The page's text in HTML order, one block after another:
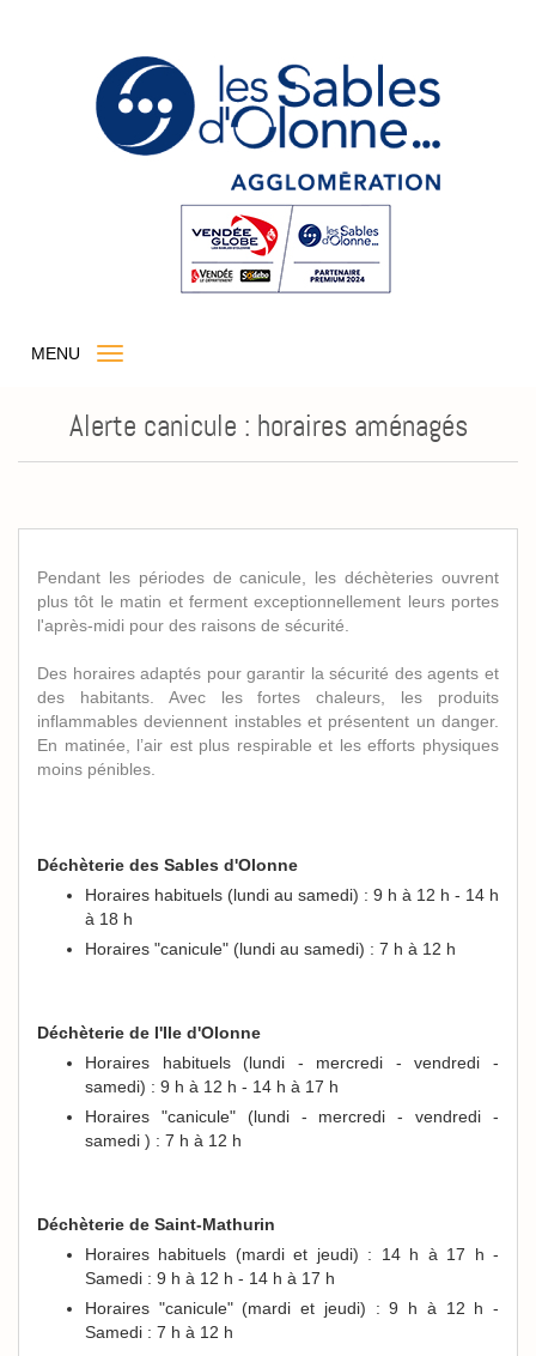
MENU
Alerte canicule : horaires aménagés
Pendant les périodes de canicule, les déchèteries ouvrent
plus tôt le matin et ferment exceptionnellement leurs portes
l'après-midi pour des raisons de sécurité.
Des horaires adaptés pour garantir la sécurité des agents et
des habitants. Avec les fortes chaleurs, les produits
inflammables deviennent instables et présentent un danger.
En matinée, l’air est plus respirable et les efforts physiques
moins pénibles.
Déchèterie des Sables d'Olonne
Horaires habituels (lundi au samedi) : 9 h à 12 h - 14 h
à 18 h
Horaires "canicule" (lundi au samedi) : 7 h à 12 h
Déchèterie de l'Ile d'Olonne
Horaires habituels (lundi - mercredi - vendredi -
samedi) : 9 h à 12 h - 14 h à 17 h
Horaires "canicule" (lundi - mercredi - vendredi -
samedi ) : 7 h à 12 h
Déchèterie de Saint-Mathurin
Horaires habituels (mardi et jeudi) : 14 h à 17 h -
Samedi : 9 h à 12 h - 14 h à 17 h
Horaires "canicule" (mardi et jeudi) : 9 h à 12 h -
Samedi : 7 h à 12 h